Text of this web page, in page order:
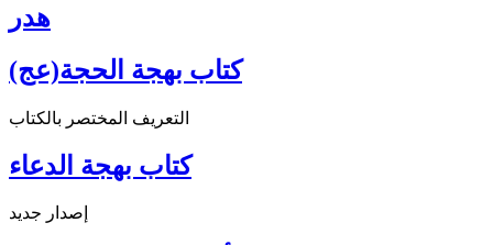
هدر
كتاب بهجة الحجة(عج)
التعريف المختصر بالكتاب
كتاب بهجة الدعاء
إصدار جديد